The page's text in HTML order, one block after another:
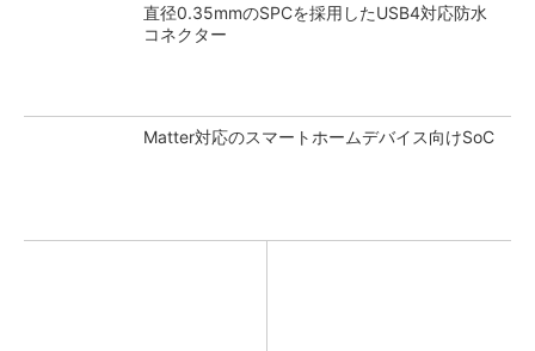
直径0.35mmのSPCを採用したUSB4対応防水
コネクター
Matter対応のスマートホームデバイス向けSoC